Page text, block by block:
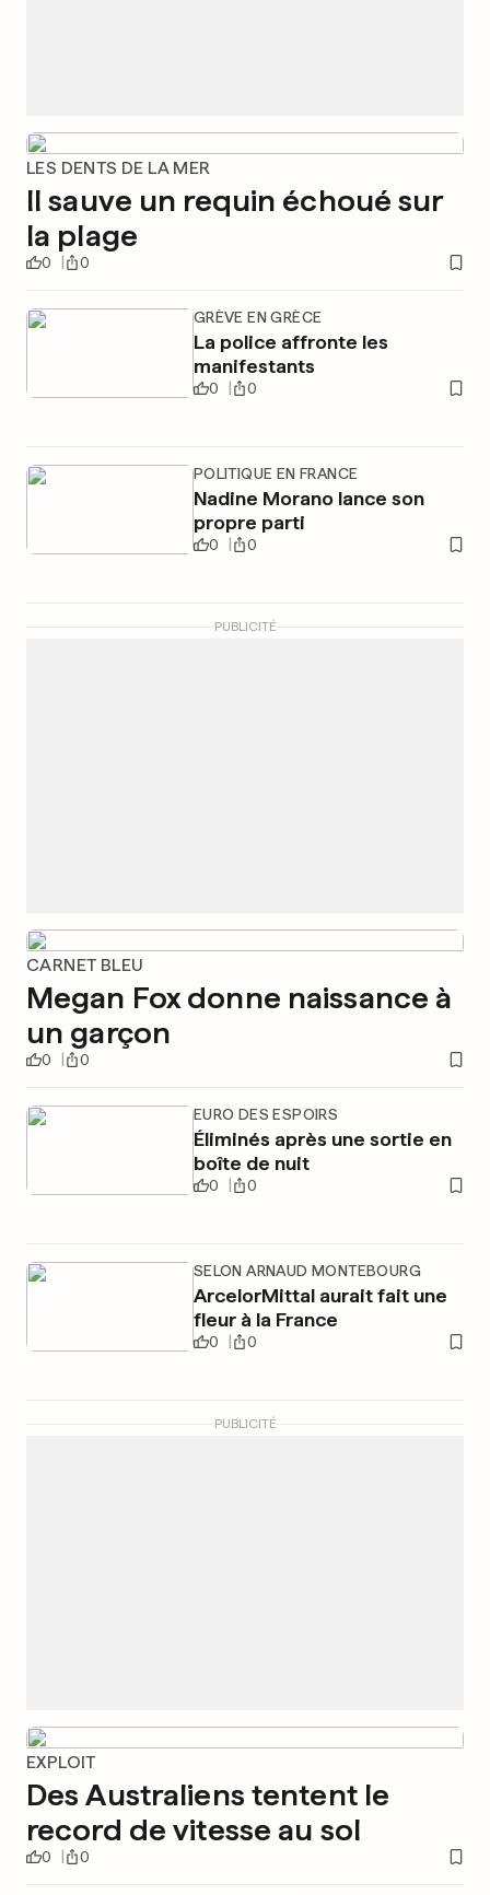
LES DENTS DE LA MER
Il sauve un requin échoué sur
la plage
0 0
GRÈVE EN GRÈCE
La police affronte les
manifestants
0 0
POLITIQUE EN FRANCE
Nadine Morano lance son
propre parti
0 0
PUBLICITÉ
CARNET BLEU
Megan Fox donne naissance à
un garçon
0 0
EURO DES ESPOIRS
Éliminés après une sortie en
boîte de nuit
0 0
SELON ARNAUD MONTEBOURG
ArcelorMittal aurait fait une
fleur à la France
0 0
PUBLICITÉ
EXPLOIT
Des Australiens tentent le
record de vitesse au sol
0 0